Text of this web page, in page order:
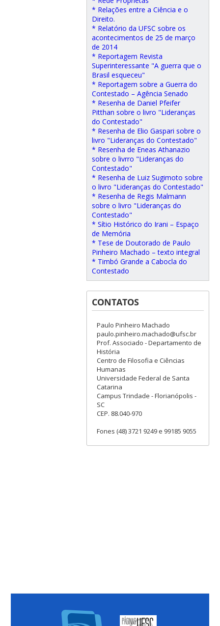
* Relações entre a Ciência e o
Direito.
* Relatório da UFSC sobre os
acontecimentos de 25 de março
de 2014
* Reportagem Revista
Superinteressante "A guerra que o
Brasil esqueceu"
* Reportagem sobre a Guerra do
Contestado – Agência Senado
* Resenha de Daniel Pfeifer
Pitthan sobre o livro "Lideranças
do Contestado"
* Resenha de Elio Gaspari sobre o
livro "Lideranças do Contestado"
* Resenha de Eneas Athanazio
sobre o livrro "Lideranças do
Contestado"
* Resenha de Luiz Sugimoto sobre
o livro "Lideranças do Contestado"
* Resenha de Regis Malmann
sobre o livro "Lideranças do
Contestado"
* Sítio Histórico do Irani – Espaço
de Memória
* Tese de Doutorado de Paulo
Pinheiro Machado – texto integral
* Timbó Grande a Cabocla do
Contestado
CONTATOS
Paulo Pinheiro Machado
paulo.pinheiro.machado@ufsc.br
Prof. Associado - Departamento de
História
Centro de Filosofia e Ciências
Humanas
Universidade Federal de Santa
Catarina
Campus Trindade - Florianópolis -
SC
CEP. 88.040-970
Fones (48) 3721 9249 e 99185 9055